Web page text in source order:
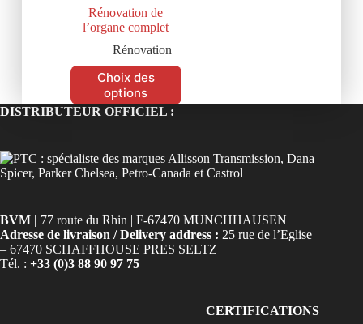
Rénovation de
l’organe complet
Rénovation
Choix des
options
DISTRIBUTEUR OFFICIEL :
BVM | 77 route du Rhin | F-67470 MUNCHHAUSEN
Adresse de livraison / Delivery address : 25 rue de l’Eglise
– 67470 SCHAFFHOUSE PRES SELTZ
Tél. : +33 (0)3 88 90 97 75
CERTIFICATIONS